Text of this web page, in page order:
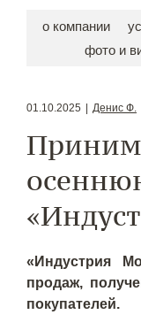
о компании
фото и
01.10.2025 Денис Ф.
«Индустрия
продаж,
покупателей.